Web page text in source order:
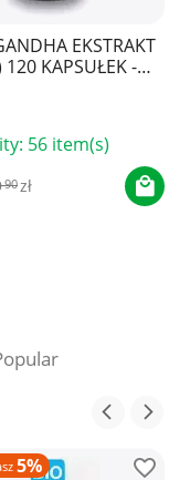
EKSTRAKT
KAPSUŁEK -
56 item(s)
90zł
5%